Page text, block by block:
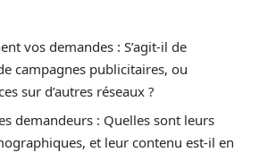
vos demandes : S’agit-il de
campagnes publicitaires, ou
sur d’autres réseaux ?
demandeurs : Quelles sont leurs
et leur contenu est-il en